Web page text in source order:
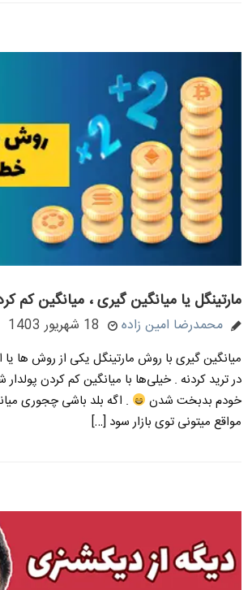
مارتینگل یا میانگین گیری ، میانگین کم
محمدرضا امین زاده 18 شهریور 1403
میانگین گیری با روش مارتینگل یکی از روش ها یا
در ترید کردنه . خیلی‌ها با میانگین کم کردن
خودم بدبخت شدن
. اگه بلد باشی چجوری
مواقع میتونی توی بازار سود […]